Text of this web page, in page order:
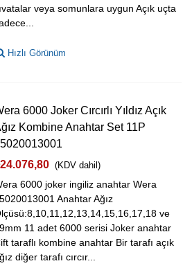
veya somunlara uygun Açık uçta
Hızlı Görünüm
6000 Joker Cırcırlı Yıldız Açık
Kombine Anahtar Set 11P
(KDV dahil)
6000 joker ingiliz anahtar Wera
Anahtar Ağız
ve
11 adet 6000 serisi Joker anahtar
taraflı kombine anahtar Bir tarafı açık
diğer tarafı cırcır...